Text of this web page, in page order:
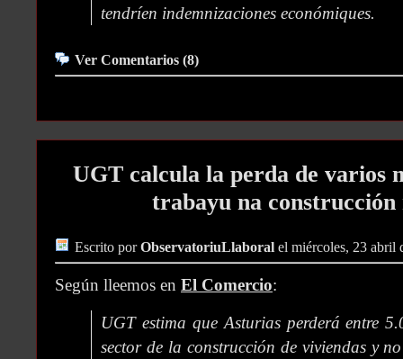
tendríen indemnizaciones económiques.
Ver Comentarios (8)
UGT calcula la perda de varios
trabayu na
Escrito porObservatoriuLlaboral el miércoles, 23 abril
Según lleemos en El Comercio:
UGT estima que Asturias perderá entre
sector de la construcción de viviendas y